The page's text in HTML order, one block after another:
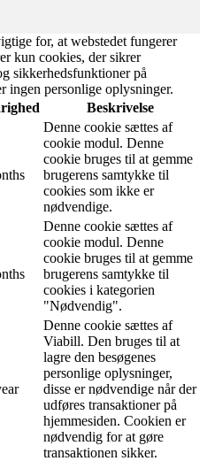
for, at webstedet fungerer
kun cookies, der sikrer
sikkerhedsfunktioner på
ingen personlige oplysninger.
Beskrivelse
Denne cookie sættes af
cookie modul. Denne
cookie bruges til at gemme
brugerens samtykke til
cookies som ikke er
nødvendige.
Denne cookie sættes af
cookie modul. Denne
cookie bruges til at gemme
brugerens samtykke til
cookies i kategorien
"Nødvendig".
Denne cookie sættes af
Viabill. Den bruges til at
lagre den besøgenes
personlige oplysninger,
disse er nødvendige når der
udføres transaktioner på
hjemmesiden. Cookien er
nødvendig for at gøre
transaktionen sikker.